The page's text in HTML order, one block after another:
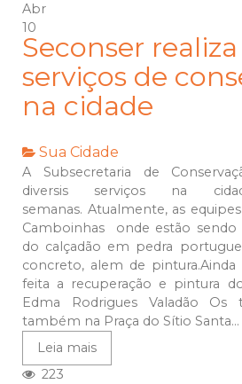
Abr
10
Seconser
serviços de
na cidade
Sua Cidade
A Subsecretaria de
diversis serviços na
semanas. Atualmente, as
Camboinhas onde estão sendo
do calçadão em pedra
concreto, alem de
feita a recuperação e pintura
Edma Rodrigues Valadão Os
também na Praça do Sítio Santa...
Leia mais
223